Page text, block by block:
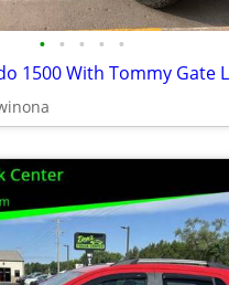
• • • • •
1500 With Tommy Gate